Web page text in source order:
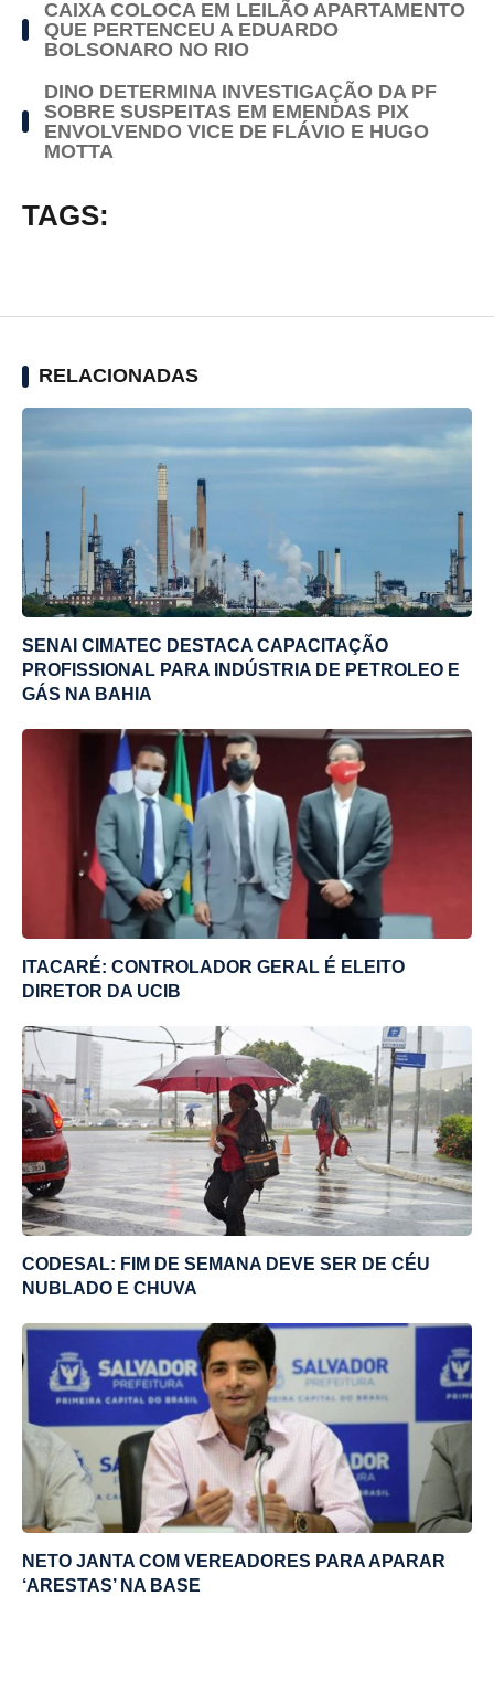
CAIXA COLOCA EM LEILÃO APARTAMENTO
QUE PERTENCEU A EDUARDO
BOLSONARO NO RIO
DINO DETERMINA INVESTIGAÇÃO DA PF
SOBRE SUSPEITAS EM EMENDAS PIX
ENVOLVENDO VICE DE FLÁVIO E HUGO
MOTTA
TAGS:
RELACIONADAS
SENAI CIMATEC DESTACA CAPACITAÇÃO
PROFISSIONAL PARA INDÚSTRIA DE PETROLEO E
GÁS NA BAHIA
ITACARÉ: CONTROLADOR GERAL É ELEITO
DIRETOR DA UCIB
CODESAL: FIM DE SEMANA DEVE SER DE CÉU
NUBLADO E CHUVA
NETO JANTA COM VEREADORES PARA APARAR
‘ARESTAS’ NA BASE